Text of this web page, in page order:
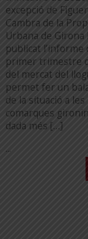
excepció de
Cambra de la
Urbana de Girona
publicat l’informe
primer trimestre
del mercat del
permet fer un
de la situació a les
comarques
dada més […]
...